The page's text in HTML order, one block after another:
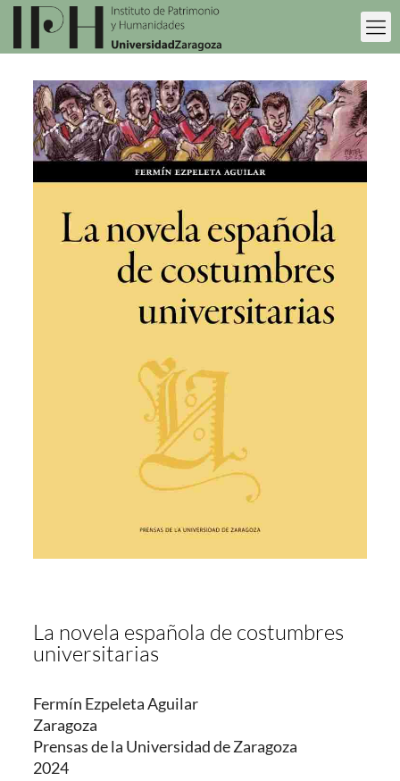
La novela española de costumbres
universitarias
Fermín Ezpeleta Aguilar
Zaragoza
Prensas de la Universidad de Zaragoza
2024